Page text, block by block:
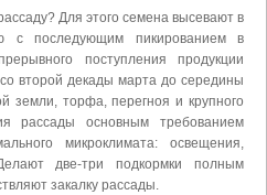
Для этого семена высевают в
с последующим пикированием в
поступления продукции
второй декады марта до середины
земли, торфа, перегноя и крупного
рассады основным требованием
микроклимата: освещения,
две-три подкормки полным
закалку рассады.